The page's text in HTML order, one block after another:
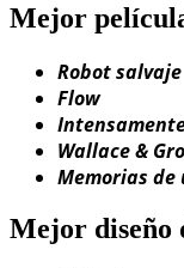
Mejor
Robot salvaje
Flow
Wallace &
Memorias de
Mejor diseño